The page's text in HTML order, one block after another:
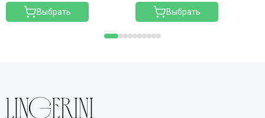
Выбрать Выбрать